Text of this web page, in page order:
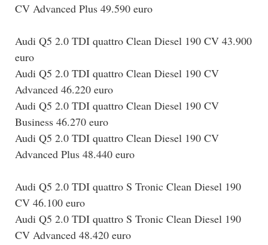
CV Advanced Plus 49.590 euro
Audi Q5 2.0 TDI quattro Clean Diesel 190 CV 43.900
euro
Audi Q5 2.0 TDI quattro Clean Diesel 190 CV
Advanced 46.220 euro
Audi Q5 2.0 TDI quattro Clean Diesel 190 CV
Business 46.270 euro
Audi Q5 2.0 TDI quattro Clean Diesel 190 CV
Advanced Plus 48.440 euro
Audi Q5 2.0 TDI quattro S Tronic Clean Diesel 190
CV 46.100 euro
Audi Q5 2.0 TDI quattro S Tronic Clean Diesel 190
CV Advanced 48.420 euro